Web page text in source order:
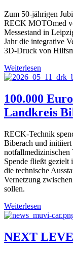
Zum 50-jährigen
RECK MOTOmed
Messestand in
Jahr die integrative
3D-Druck von
Weiterlesen
100.000
Landkreis
RECK-Technik
Biberach und
notfallmedizinischen
Spende fließt gezielt
die technische
Vernetzung
sollen.
Weiterlesen
NEXT